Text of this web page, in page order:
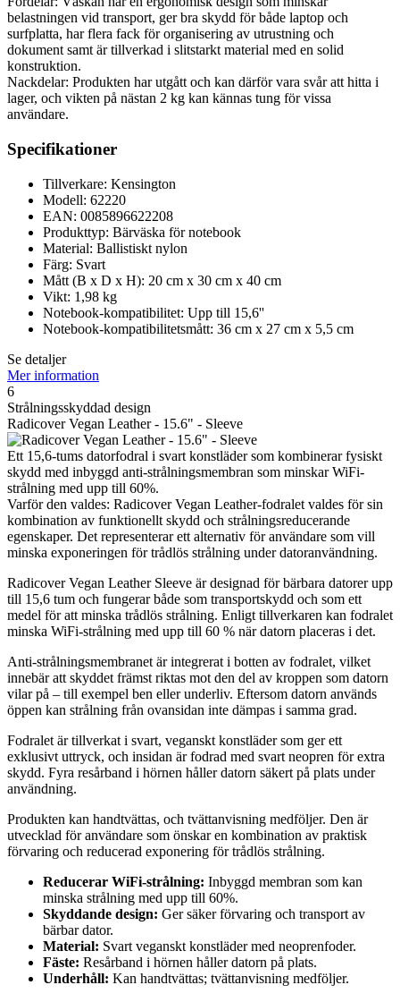
belastningen vid transport, ger bra skydd för både laptop och
surfplatta, har flera fack för organisering av utrustning och
dokument samt är tillverkad i slitstarkt material med en solid
konstruktion.
Nackdelar: Produkten har utgått och kan därför vara svår att hitta i
lager, och vikten på nästan 2 kg kan kännas tung för vissa
användare.
Specifikationer
Tillverkare: Kensington
Modell: 62220
EAN: 0085896622208
Produkttyp: Bärväska för notebook
Material: Ballistiskt nylon
Färg: Svart
Mått (B x D x H): 20 cm x 30 cm x 40 cm
Vikt: 1,98 kg
Notebook-kompatibilitet: Upp till 15,6''
Notebook-kompatibilitetsmått: 36 cm x 27 cm x 5,5 cm
Se detaljer
Mer information
6
Strålningsskyddad design
Radicover Vegan Leather - 15.6" - Sleeve
Ett 15,6-tums datorfodral i svart konstläder som kombinerar fysiskt
skydd med inbyggd anti-strålningsmembran som minskar WiFi-
strålning med upp till 60%.
Varför den valdes: Radicover Vegan Leather-fodralet valdes för sin
kombination av funktionellt skydd och strålningsreducerande
egenskaper. Det representerar ett alternativ för användare som vill
minska exponeringen för trådlös strålning under datoranvändning.
Radicover Vegan Leather Sleeve är designad för bärbara datorer upp
till 15,6 tum och fungerar både som transportskydd och som ett
medel för att minska trådlös strålning. Enligt tillverkaren kan fodralet
minska WiFi-strålning med upp till 60 % när datorn placeras i det.
Anti-strålningsmembranet är integrerat i botten av fodralet, vilket
innebär att skyddet främst riktas mot den del av kroppen som datorn
vilar på – till exempel ben eller underliv. Eftersom datorn används
öppen kan strålning från ovansidan inte dämpas i samma grad.
Fodralet är tillverkat i svart, veganskt konstläder som ger ett
exklusivt uttryck, och insidan är fodrad med svart neopren för extra
skydd. Fyra resårband i hörnen håller datorn säkert på plats under
användning.
Produkten kan handtvättas, och tvättanvisning medföljer. Den är
utvecklad för användare som önskar en kombination av praktisk
förvaring och reducerad exponering för trådlös strålning.
Reducerar WiFi-strålning: Inbyggd membran som kan
minska strålning med upp till 60%.
Skyddande design: Ger säker förvaring och transport av
bärbar dator.
Material: Svart veganskt konstläder med neoprenfoder.
Fäste: Resårband i hörnen håller datorn på plats.
Underhåll: Kan handtvättas; tvättanvisning medföljer.